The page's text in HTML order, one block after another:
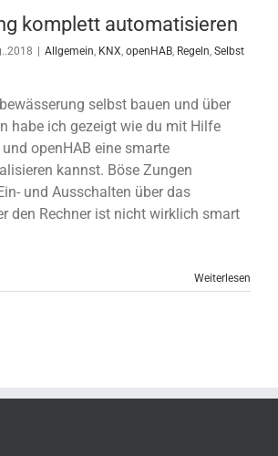
komplett automatisieren
Allgemein, KNX, openHAB, Regeln, Selbst
selbst bauen und über
habe ich gezeigt wie du mit Hilfe
openHAB eine smarte
kannst. Böse Zungen
und Ausschalten über das
den Rechner ist nicht wirklich smart
Weiterlesen